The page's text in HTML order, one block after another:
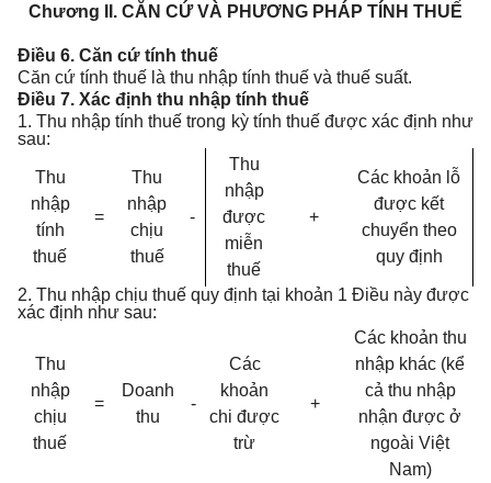
Chương II. CĂN CỨ VÀ PHƯƠNG PHÁP TÍNH THUẾ
Điều 6. Căn cứ tính thuế
Căn cứ tính thuế là thu nhập tính thuế và thuế suất.
Điều 7. Xác định thu nhập tính thuế
1. Thu nhập tính thuế trong kỳ tính thuế được xác định như
sau:
Thu
nhập
tính
thuế
=
Thu
nhập
chịu
thuế
-
Thu
nhập
được
miễn
thuế
+
Các khoản lỗ
được kết
chuyển theo
quy định
2. Thu nhập chịu thuế quy định tại khoản 1 Điều này được
xác định như sau:
Thu
nhập
chịu
thuế
=
Doanh
thu
-
Các
khoản
chi được
trừ
+
Các khoản thu
nhập khác (kể
cả thu nhập
nhận được ở
ngoài Việt
Nam)